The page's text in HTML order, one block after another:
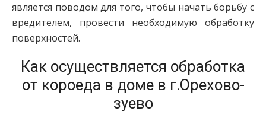
является поводом для того, чтобы начать борьбу с
вредителем, провести необходимую обработку
поверхностей.
Как осуществляется обработка
от короеда в доме в г.Орехово-
зуево